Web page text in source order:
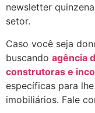
newsletter
setor.
Caso você seja
buscando agência
construtoras e
específicas para
imobiliários. Fale